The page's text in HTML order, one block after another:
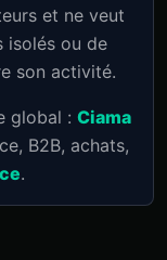
et ne veut
isolés ou de
son activité.
global : Ciama
B2B, achats,
.